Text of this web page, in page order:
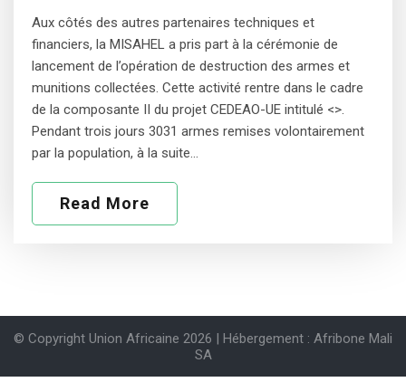
Aux côtés des autres partenaires techniques et
financiers, la MISAHEL a pris part à la cérémonie de
lancement de l’opération de destruction des armes et
munitions collectées. Cette activité rentre dans le cadre
de la composante II du projet CEDEAO-UE intitulé <>.
Pendant trois jours 3031 armes remises volontairement
par la population, à la suite…
Read More
© Copyright Union Africaine 2026 | Hébergement : Afribone Mali
SA